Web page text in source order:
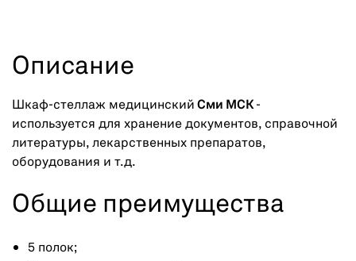
Описание
Шкаф-стеллаж медицинский Сми МСК-
используется для хранение документов, справочной
литературы, лекарственных препаратов,
оборудования и т.д.
Общие преимущества
5 полок;